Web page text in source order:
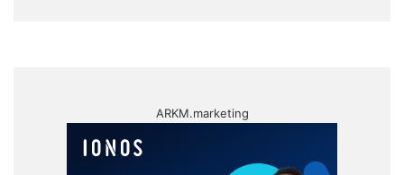
ARKM.marketing